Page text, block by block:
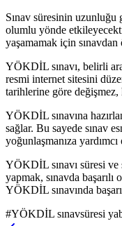
Sınav süresinin uzunluğu
olumlu yönde
yaşamamak için
YÖKDİL sınavı, belirli
resmi internet sitesini
tarihlerine göre değişmez,
YÖKDİL sınavına
sağlar. Bu sayede sınav
yoğunlaşmanıza yardımcı
YÖKDİL sınavı süresi ve
yapmak, sınavda
YÖKDİL sınavında
#YÖKDİL sınavsüresi